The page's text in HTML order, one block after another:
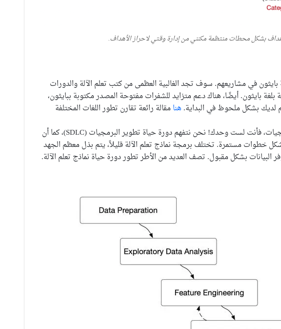
بشكل محطات منتظمة مكنني من إدارة وقتي لاحراز الأهداف.
بايثون في مشاريعهم. سوف تجد الغالبية العظمى من كتب تعلم الآلة والدورات
بلغة بايثون. أيضًا، هناك دعم متزايد للشفرات مفتوحة المصدر مكتوبة ببايثون،
لديك بشكل ملحوظ في البداية. هنامقالة رائعة تقارن تطور اللغات المختلفة
إذا كنت قادمًا من خلفية هندسة البرمجيات، فأنت لست وحدك! نحن نتفهم دورة حياة تطوير البرمجيات (SDLC)، كما أن
خطوات مستمرة. تختلف برمجة نماذج تعلم الآلة قليلاً، يتم بذل معظم الجهد
البيانات بشكل مقبول. تصف العديد من الأطر تطور دورة حياة نماذج تعلم الآلة.